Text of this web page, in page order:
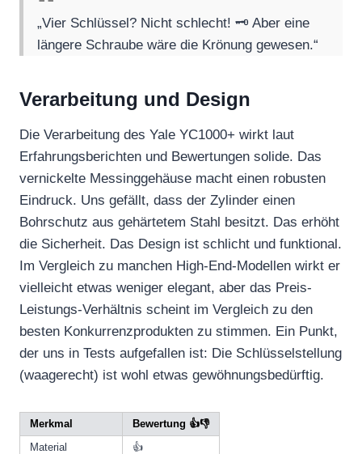
„Vier Schlüssel? Nicht schlecht! 🗝️ Aber eine
längere Schraube wäre die Krönung gewesen.“
Verarbeitung und Design
Die Verarbeitung des Yale YC1000+ wirkt laut
Erfahrungsberichten und Bewertungen solide. Das
vernickelte Messinggehäuse macht einen robusten
Eindruck. Uns gefällt, dass der Zylinder einen
Bohrschutz aus gehärtetem Stahl besitzt. Das erhöht
die Sicherheit. Das Design ist schlicht und funktional.
Im Vergleich zu manchen High-End-Modellen wirkt er
vielleicht etwas weniger elegant, aber das Preis-
Leistungs-Verhältnis scheint im Vergleich zu den
besten Konkurrenzprodukten zu stimmen. Ein Punkt,
der uns in Tests aufgefallen ist: Die Schlüsselstellung
(waagerecht) ist wohl etwas gewöhnungsbedürftig.
Merkmal
Bewertung 👍👎
Material
👍